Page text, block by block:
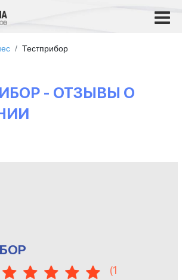
Тестприбор
- ОТЗЫВЫ О
(1